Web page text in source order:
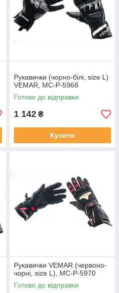
Рукавички (чорно-білі, size L)
VEMAR, MC-P-5968
Готово до відправки
1 142 ₴
Купити
Рукавички VEMAR (червоно-
чорні, size L), MC-P-5970
Готово до відправки